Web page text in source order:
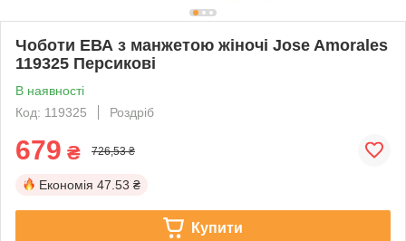
Чоботи ЕВА з манжетою жіночі Jose Amorales
119325 Персикові
В наявності
Код: 119325
Роздріб
679 ₴ 726,53 ₴
Економія 47.53 ₴
Купити